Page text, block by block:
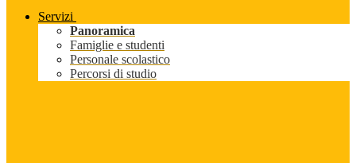
Servizi
Panoramica
Famiglie e studenti
Personale scolastico
Percorsi di studio